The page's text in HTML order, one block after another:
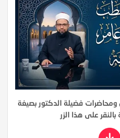
فضيلة الدكتور بصيغة
على هذا الزر